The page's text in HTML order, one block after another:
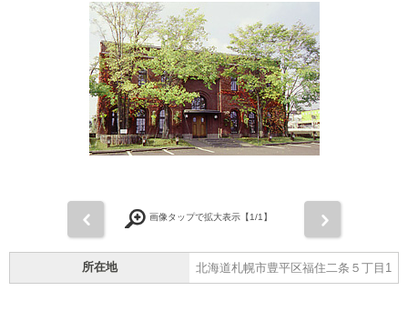
画像タップで拡大表示【1/1】
所在地 北海道札幌市豊平区福住二条５丁目1